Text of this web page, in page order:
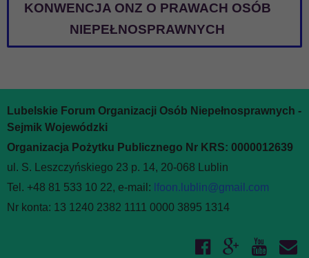
KONWENCJA ONZ O PRAWACH OSÓB
NIEPEŁNOSPRAWNYCH
Lubelskie Forum Organizacji Osób Niepełnosprawnych -
Sejmik Wojewódzki
Organizacja Pożytku Publicznego Nr KRS: 0000012639
ul. S. Leszczyńskiego 23 p. 14, 20-068 Lublin
Tel. +48 81 533 10 22, e-mail: lfoon.lublin@gmail.com
Nr konta: 13 1240 2382 1111 0000 3895 1314